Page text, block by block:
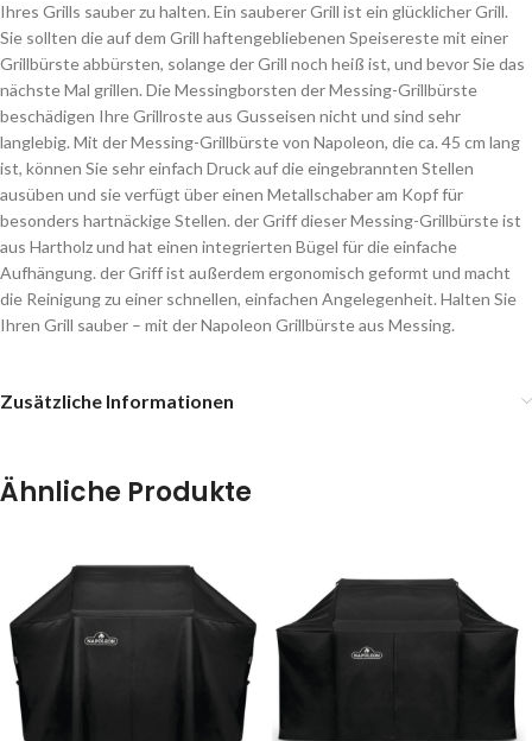
Ihres Grills sauber zu halten. Ein sauberer Grill ist ein glücklicher Grill.
Sie sollten die auf dem Grill haftengebliebenen Speisereste mit einer
Grillbürste abbürsten, solange der Grill noch heiß ist, und bevor Sie das
nächste Mal grillen. Die Messingborsten der Messing-Grillbürste
beschädigen Ihre Grillroste aus Gusseisen nicht und sind sehr
langlebig. Mit der Messing-Grillbürste von Napoleon, die ca. 45 cm lang
ist, können Sie sehr einfach Druck auf die eingebrannten Stellen
ausüben und sie verfügt über einen Metallschaber am Kopf für
besonders hartnäckige Stellen. der Griff dieser Messing-Grillbürste ist
aus Hartholz und hat einen integrierten Bügel für die einfache
Aufhängung. der Griff ist außerdem ergonomisch geformt und macht
die Reinigung zu einer schnellen, einfachen Angelegenheit. Halten Sie
Ihren Grill sauber – mit der Napoleon Grillbürste aus Messing.
Zusätzliche Informationen
Ähnliche Produkte